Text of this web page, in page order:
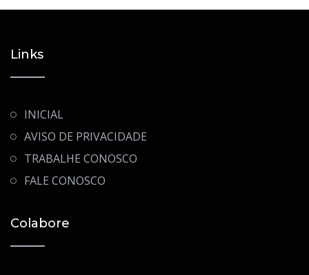
Links
INICIAL
AVISO DE PRIVACIDADE
TRABALHE CONOSCO
FALE CONOSCO
Colabore